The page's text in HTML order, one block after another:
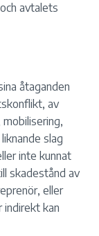
avtalets
åtaganden
av
slag
inte kunnat
skadestånd av
eller
indirekt kan